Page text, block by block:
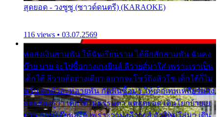
สุดยอด - วงซูซู (ซาวด์ดนตรี) (KARAOKE)
116 views • 03.07.2569
พ่อส่งเงินสามพัน ให้ฉันเรียนราม ได้อีกสักสามพัน ฉันคง
บ๊าย บาย จะไปซื้อกางเกงยีนส์ ลีวายส์มาใส่ เพราะเราเป็น
เด็กใต้ ลีวายส์อย่างเดียว อยากจะโชว์ถึงหิวโซ เด็กใต้ก็ไม่
หวั่น ตกตัวละหลายพัน กัดฟันซื้อมา ให้เด็กเทพเหลียวมอง
และต้องรู้ว่า เด็กใต้ไม่ธรรมดา แต่สุดยอด เดินโยกย้ายเย
ยวน กวนโอ๊ยพอได้ เพราะว่านุ่งลีวายส์ ตัวใหม่ใส่มา เดิน